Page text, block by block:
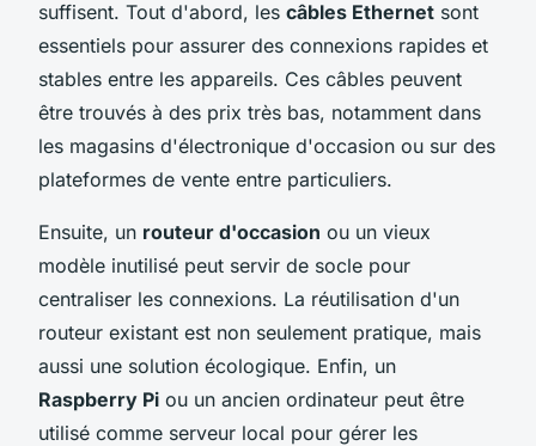
suffisent. Tout d'abord, les câbles Ethernet sont
essentiels pour assurer des connexions rapides et
stables entre les appareils. Ces câbles peuvent
être trouvés à des prix très bas, notamment dans
les magasins d'électronique d'occasion ou sur des
plateformes de vente entre particuliers.
Ensuite, un routeur d'occasion ou un vieux
modèle inutilisé peut servir de socle pour
centraliser les connexions. La réutilisation d'un
routeur existant est non seulement pratique, mais
aussi une solution écologique. Enfin, un
Raspberry Pi ou un ancien ordinateur peut être
utilisé comme serveur local pour gérer les